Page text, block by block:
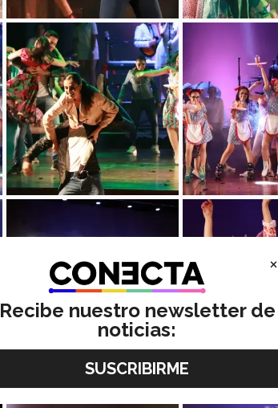
×
Recibe nuestro newsletter de
noticias: